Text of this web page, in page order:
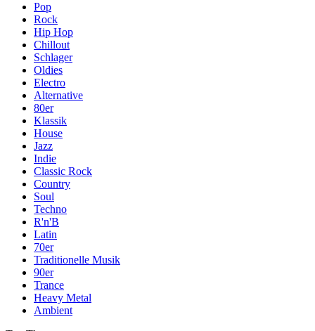
Pop
Rock
Hip Hop
Chillout
Schlager
Oldies
Electro
Alternative
80er
Klassik
House
Jazz
Indie
Classic Rock
Country
Soul
Techno
R'n'B
Latin
70er
Traditionelle Musik
90er
Trance
Heavy Metal
Ambient